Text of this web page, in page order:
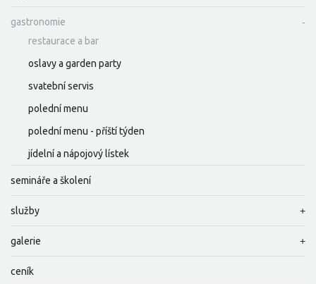
gastronomie
restaurace a bar
oslavy a garden party
svatební servis
polední menu
polední menu - příští týden
jídelní a nápojový lístek
semináře a školení
služby
galerie
ceník